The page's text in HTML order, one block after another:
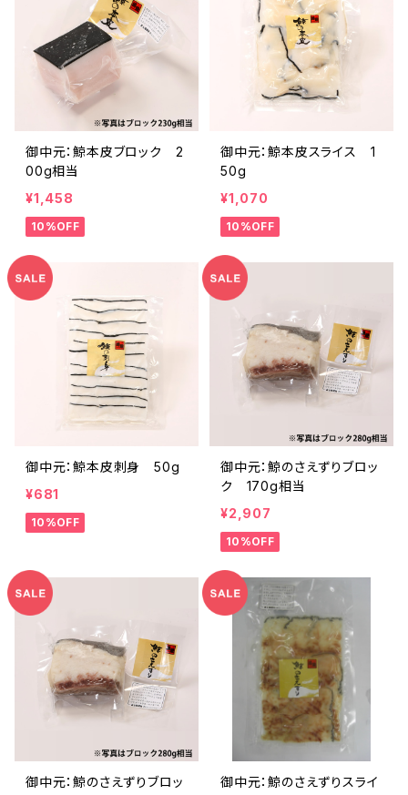
御中元：鯨本皮ブロック 2
00g相当
¥1,458
10%OFF
御中元：鯨本皮スライス 1
50g
¥1,070
10%OFF
御中元：鯨本皮刺身 50g
¥681
10%OFF
御中元：鯨のさえずりブロッ
ク 170g相当
¥2,907
10%OFF
御中元：鯨のさえずりブロッ
御中元：鯨のさえずりスライ